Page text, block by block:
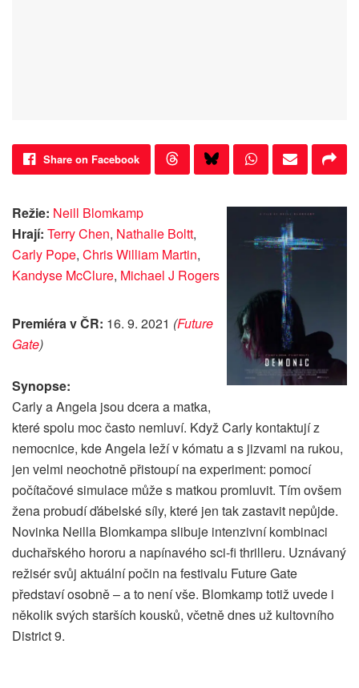
Share on Facebook
Režie: Neill Blomkamp
Hrají: Terry Chen, Nathalie Boltt,
Carly Pope, Chris William Martin,
Kandyse McClure, Michael J Rogers
Premiéra v ČR: 16. 9. 2021 (Future
Gate)
Synopse:
Carly a Angela jsou dcera a matka,
které spolu moc často nemluví. Když Carly kontaktují z
nemocnice, kde Angela leží v kómatu a s jizvami na rukou,
jen velmi neochotně přistoupí na experiment: pomocí
počítačové simulace může s matkou promluvit. Tím ovšem
žena probudí ďábelské síly, které jen tak zastavit nepůjde.
Novinka Neilla Blomkampa slibuje intenzivní kombinaci
duchařského hororu a napínavého sci-fi thrilleru. Uznávaný
režisér svůj aktuální počin na festivalu Future Gate
představí osobně – a to není vše. Blomkamp totiž uvede i
několik svých starších kousků, včetně dnes už kultovního
District 9.